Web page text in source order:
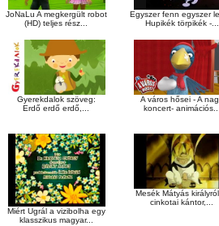
JoNaLu A megkergült robot
(HD) teljes rész...
Egyszer fenn egyszer
Hupikék törpikék -...
Gyerekdalok szöveg:
Erdő erdő erdő,...
A város hősei - A
koncert-
Miért Ugrál a vizibolha egy
klasszikus magyar...
Mesék Mátyás
cinkotai kántor,...